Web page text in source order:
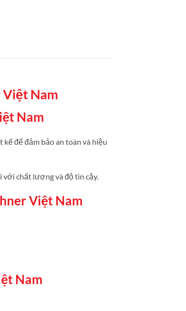
Nam
Nam
để đảm bảo an toàn và hiệu
với chất lượng và độ tin cậy.
Việt Nam
Nam